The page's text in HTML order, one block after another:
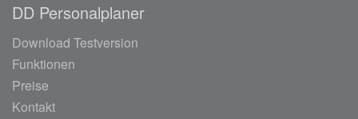
DD Personalplaner
Download Testversion
Funktionen
Preise
Kontakt